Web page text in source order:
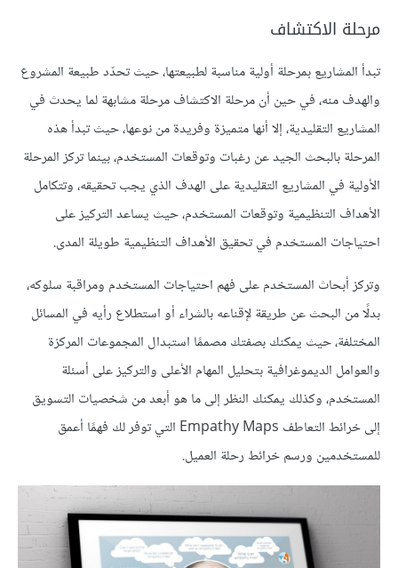
مرحلة الاكتشاف
تبدأ المشاريع بمرحلة أولية مناسبة لطبيعتها، حيث تحدّد طبيعة المشروع
والهدف منه، في حين أن مرحلة الاكتشاف مرحلة مشابهة لما يحدث في
المشاريع التقليدية، إلا أنها متميزة وفريدة من نوعها، حيث تبدأ هذه
المرحلة بالبحث الجيد عن رغبات وتوقعات المستخدم، بينما تركز المرحلة
الأولية في المشاريع التقليدية على الهدف الذي يجب تحقيقه، وتتكامل
الأهداف التنظيمية وتوقعات المستخدم، حيث يساعد التركيز على
احتياجات المستخدم في تحقيق الأهداف التنظيمية طويلة المدى.
وتركز أبحاث المستخدم على فهم احتياجات المستخدم ومراقبة سلوكه،
بدلًا من البحث عن طريقة لإقناعه بالشراء أو استطلاع رأيه في المسائل
المختلفة، حيث يمكنك بصفتك مصممًا استبدال المجموعات المركزة
والعوامل الديموغرافية بتحليل المهام الأعلى والتركيز على أسئلة
المستخدم، وكذلك يمكنك النظر إلى ما هو أبعد من شخصيات التسويق
إلى خرائط التعاطف Empathy Maps التي توفر لك فهمًا أعمق
للمستخدمين ورسم خرائط رحلة العميل.